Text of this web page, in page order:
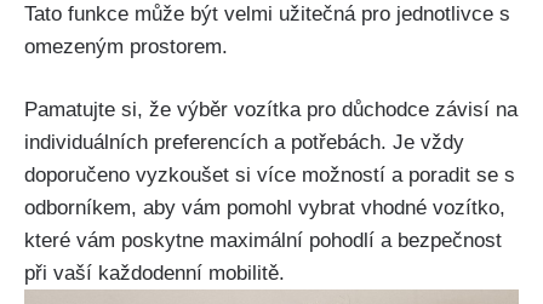
Tato funkce může být velmi užitečná pro jednotlivce s
omezeným prostorem.
Pamatujte si, že výběr vozítka pro důchodce závisí na
individuálních preferencích a potřebách. Je vždy
doporučeno vyzkoušet si více možností a poradit se s
odborníkem, aby vám pomohl vybrat vhodné vozítko,
které vám poskytne maximální pohodlí a bezpečnost
při vaší každodenní mobilitě.